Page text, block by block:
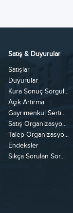
Satış & Duyurular
Satışlar
Duyurular
Kura Sonuç Sorgul...
Açık Artırma
Gayrimenkul Serti...
Satış Organizasyo...
Talep Organizasyo...
Endeksler
Sıkça Sorulan Sor...